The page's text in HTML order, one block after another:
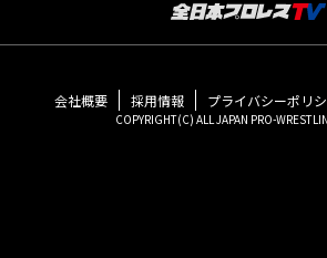
会社概要 採用情報 プライバシーポリ
COPYRIGHT(C) ALL JAPAN PRO-